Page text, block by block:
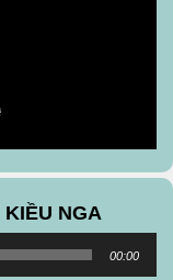
NGA
00:00